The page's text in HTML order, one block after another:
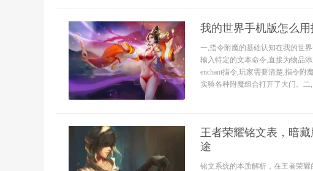
我的世界手机版怎么
一,指令附魔的基础认知在我的世
输入特定的文本命令,直接为物品
enchant指令,玩家需要清楚,指令
实验各种附魔组合打开了大门。
王者荣耀铭文表，暗
途
铭文系统的本质解析，在王者荣